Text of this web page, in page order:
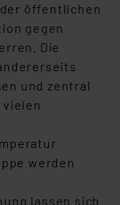
öffentlichen
gegen
Die
und zentral
vielen
werden
lassen sich